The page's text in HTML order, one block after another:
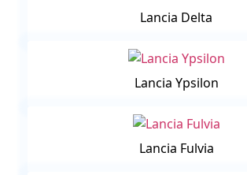
Lancia Delta
Lancia Ypsilon
Lancia Fulvia